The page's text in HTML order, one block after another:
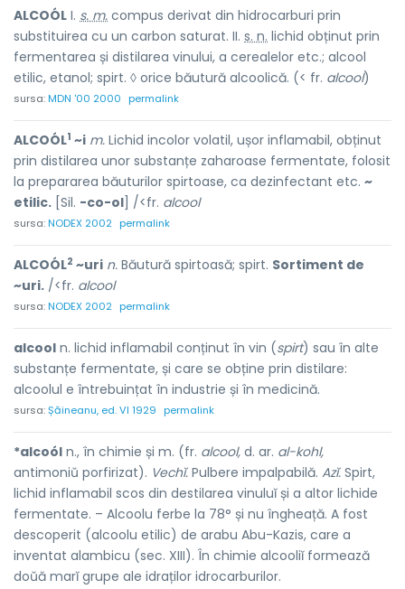
ALCOÓL I. s. m. compus derivat din hidrocarburi prin
substituirea cu un carbon saturat. II. s. n. lichid obținut prin
fermentarea și distilarea vinului, a cerealelor etc.; alcool
etilic, etanol; spirt. ◊ orice băutură alcoolică. (< fr. alcool)
sursa:MDN '00 2000 permalink
ALCOÓL1 ~i m. Lichid incolor volatil, ușor inflamabil, obținut
prin distilarea unor substanțe zaharoase fermentate, folosit
la prepararea băuturilor spirtoase, ca dezinfectant etc. ~
etilic. [Sil. -co-ol ] /<fr. alcool
sursa:NODEX 2002 permalink
ALCOÓL2 ~uri n. Băutură spirtoasă; spirt. Sortiment de
~uri. /<fr. alcool
sursa:NODEX 2002 permalink
alcool n. lichid inflamabil conținut în vin (spirt) sau în alte
substanțe fermentate, și care se obține prin distilare:
alcoolul e întrebuințat în industrie și în medicină.
sursa:Șăineanu, ed. VI 1929 permalink
*alcoól n., în chimie și m. (fr. alcool, d. ar. al-kohl,
antimoniŭ porfirizat). Vechĭ. Pulbere impalpabilă. Azĭ. Spirt,
lichid inflamabil scos din destilarea vinuluĭ și a altor lichide
fermentate. – Alcoolu ferbe la 78° și nu îngheață. A fost
descoperit (alcoolu etilic) de arabu Abu-Kazis, care a
inventat alambicu (sec. XIII). În chimie alcooliĭ formează
doŭă marĭ grupe ale idraților idrocarburilor.